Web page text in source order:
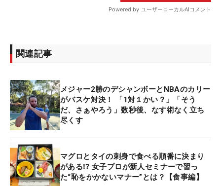
関連記事
メジャー2勝のデシャンボーとNBAのカリー
がバスケ対決！ 「1対１かい？」「そう
だ、さぁやろう」数秒後、なす術なく立ち
尽くす
マグロとタイの刺身で食べる順番に決まり
がある⁉ 女子プロが新人セミナーで習っ
た“恥をかかないマナー”とは？【食事編】